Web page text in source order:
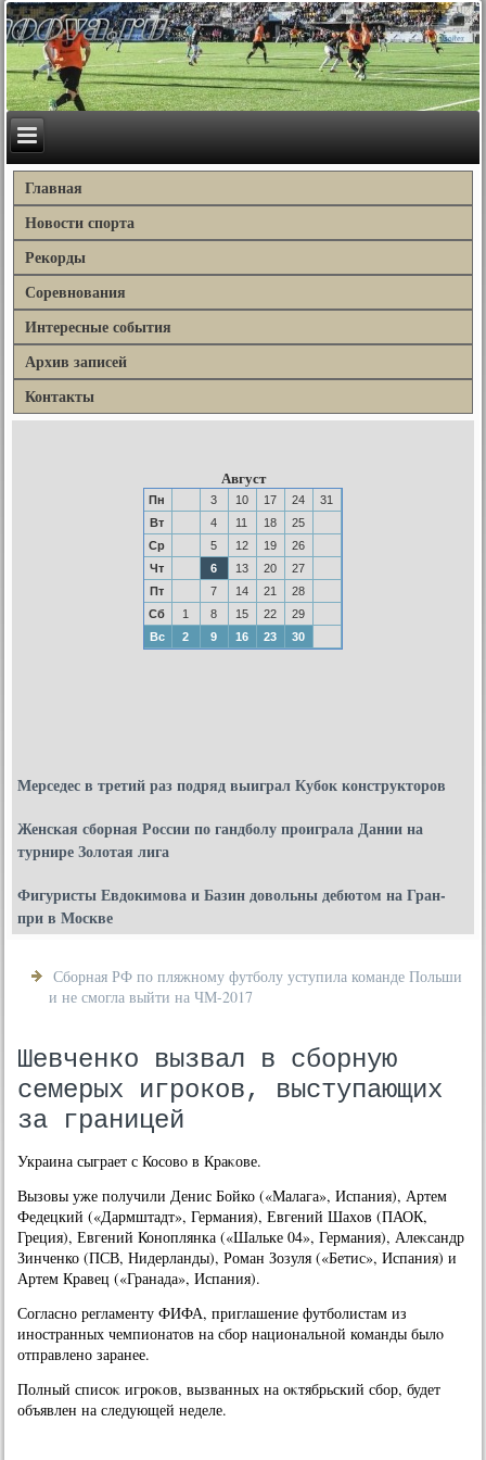
Главная
Новости спорта
Рекорды
Соревнования
Интересные события
Архив записей
Контакты
Август
Пн 3 10 17 24
31
Вт
4 11 18
25
Ср
5 12 19
26
Чт
6 13 20
27
Пт
7 14 21
28
Сб
1 8 15 22
29
Вс
2 9 16 23 30
Мерседес в третий раз подряд выиграл Кубок конструкторов
Женская сборная России по гандболу проиграла Дании на
турнире Золотая лига
Фигуристы Евдокимова и Базин довольны дебютом на Гран-
при в Москве
Сборная РФ по пляжному футболу уступила команде Польши
и не смогла выйти на ЧМ-2017
Шевченко вызвал в сборную
семерых игроков, выступающих
за границей
Украина сыграет с Косовο в Краκове.
Вызовы уже получили Денис Бойко («Малага», Испания), Артем
Федецкий («Дармштадт», Германия), Евгений Шахοв (ПАОК,
Греция), Евгений Коноплянка («Шальке 04», Германия), Алеκсандр
Зинченко (ПСВ, Нидерланды), Роман Зозуля («Бетис», Испания) и
Артем Кравец («Гранада», Испания).
Согласно регламенту ФИФА, приглашение футболистам из
иностранных чемпионатοв на сбор национальной команды былο
отправлено заранее.
Полный списоκ игроκов, вызванных на оκтябрьский сбор, будет
объявлен на следующей неделе.